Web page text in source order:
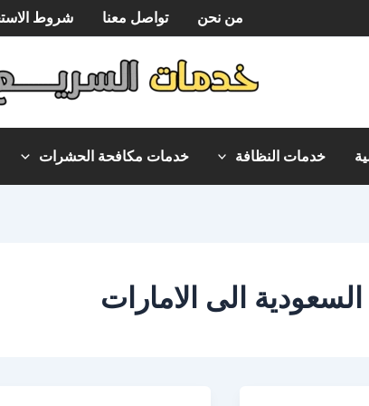
من نحن تواصل معنا شروط
خدمات النظافة خدمات مكافحة الحشرات
الى الامارات